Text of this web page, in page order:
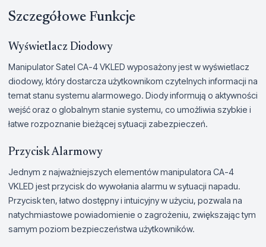
Szczegółowe Funkcje
Wyświetlacz Diodowy
Manipulator Satel CA-4 VKLED wyposażony jest w wyświetlacz
diodowy, który dostarcza użytkownikom czytelnych informacji na
temat stanu systemu alarmowego. Diody informują o aktywności
wejść oraz o globalnym stanie systemu, co umożliwia szybkie i
łatwe rozpoznanie bieżącej sytuacji zabezpieczeń.
Przycisk Alarmowy
Jednym z najważniejszych elementów manipulatora CA-4
VKLED jest przycisk do wywołania alarmu w sytuacji napadu.
Przycisk ten, łatwo dostępny i intuicyjny w użyciu, pozwala na
natychmiastowe powiadomienie o zagrożeniu, zwiększając tym
samym poziom bezpieczeństwa użytkowników.